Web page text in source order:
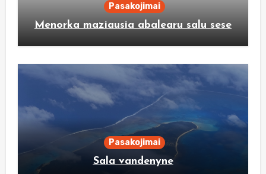
Pasakojimai
Menorka maziausia abalearu salu sese
Pasakojimai
Sala vandenyne